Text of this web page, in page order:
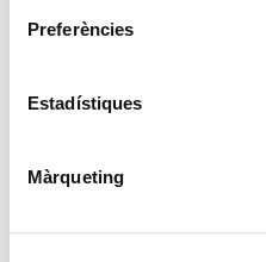
Preferències
Estadístiques
Màrqueting